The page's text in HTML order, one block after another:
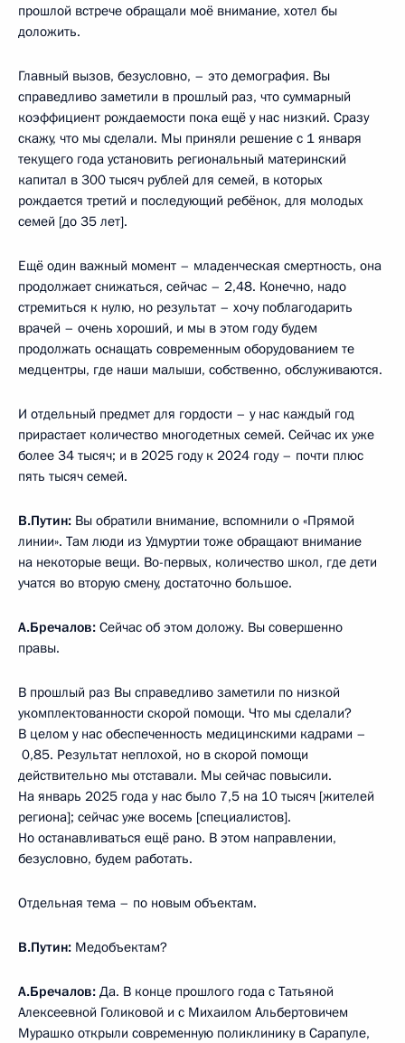
прошлой встрече обращали моё внимание, хотел бы
доложить.
Главный вызов, безусловно, – это демография. Вы
справедливо заметили в прошлый раз, что суммарный
коэффициент рождаемости пока ещё у нас низкий. Сразу
скажу, что мы сделали. Мы приняли решение с 1 января
текущего года установить региональный материнский
капитал в 300 тысяч рублей для семей, в которых
рождается третий и последующий ребёнок, для молодых
семей [до 35 лет].
Ещё один важный момент – младенческая смертность, она
продолжает снижаться, сейчас – 2,48. Конечно, надо
стремиться к нулю, но результат – хочу поблагодарить
врачей – очень хороший, и мы в этом году будем
продолжать оснащать современным оборудованием те
медцентры, где наши малыши, собственно, обслуживаются.
И отдельный предмет для гордости – у нас каждый год
прирастает количество многодетных семей. Сейчас их уже
более 34 тысяч; и в 2025 году к 2024 году – почти плюс
пять тысяч семей.
В.Путин: Вы обратили внимание, вспомнили о «Прямой
линии». Там люди из Удмуртии тоже обращают внимание
на некоторые вещи. Во-первых, количество школ, где дети
учатся во вторую смену, достаточно большое.
А.Бречалов: Сейчас об этом доложу. Вы совершенно
правы.
В прошлый раз Вы справедливо заметили по низкой
укомплектованности скорой помощи. Что мы сделали?
В целом у нас обеспеченность медицинскими кадрами –
0,85. Результат неплохой, но в скорой помощи
действительно мы отставали. Мы сейчас повысили.
На январь 2025 года у нас было 7,5 на 10 тысяч [жителей
региона]; сейчас уже восемь [специалистов].
Но останавливаться ещё рано. В этом направлении,
безусловно, будем работать.
Отдельная тема – по новым объектам.
В.Путин: Медобъектам?
А.Бречалов: Да. В конце прошлого года с Татьяной
Алексеевной Голиковой и с Михаилом Альбертовичем
Мурашко открыли современную поликлинику в Сарапуле,